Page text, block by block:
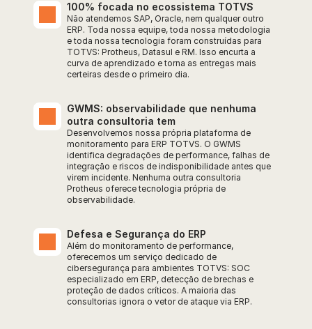
100% focada no ecossistema TOTVS
Não atendemos SAP, Oracle, nem qualquer outro
ERP. Toda nossa equipe, toda nossa metodologia
e toda nossa tecnologia foram construídas para
TOTVS: Protheus, Datasul e RM. Isso encurta a
curva de aprendizado e torna as entregas mais
certeiras desde o primeiro dia.
GWMS: observabilidade que nenhuma
outra consultoria tem
Desenvolvemos nossa própria plataforma de
monitoramento para ERP TOTVS. O GWMS
identifica degradações de performance, falhas de
integração e riscos de indisponibilidade antes que
virem incidente. Nenhuma outra consultoria
Protheus oferece tecnologia própria de
observabilidade.
Defesa e Segurança do ERP
Além do monitoramento de performance,
oferecemos um serviço dedicado de
cibersegurança para ambientes TOTVS: SOC
especializado em ERP, detecção de brechas e
proteção de dados críticos. A maioria das
consultorias ignora o vetor de ataque via ERP.